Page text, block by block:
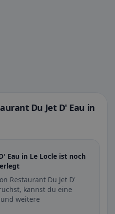
Du Jet D' Eau in
Eau in Le Locle ist noch
Restaurant Du Jet D'
kannst du eine
weitere